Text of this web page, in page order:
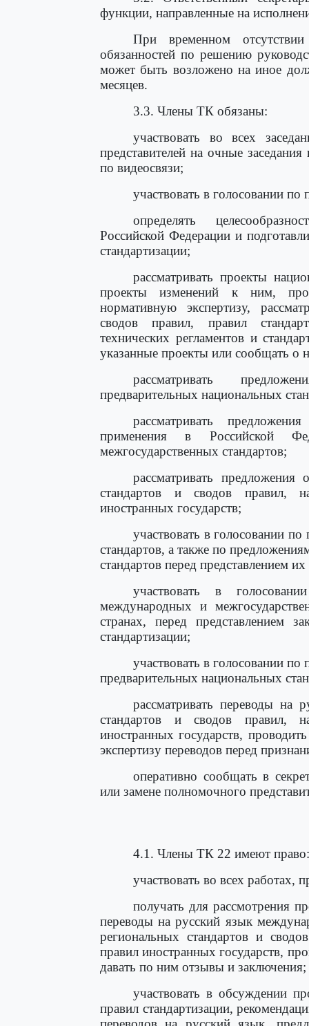
функции, направленные на
При временном отсутствии
обязанностей по решению
может быть возложено на иное
месяцев.
3.3. Члены ТК обязаны:
участвовать во всех
представителей на очные
по видеосвязи;
участвовать в голосовании
определять
Российской Федерации и
стандартизации;
рассматривать проекты
проекты изменений к ним,
нормативную экспертизу,
сводов правил, правил
технических регламентов и
указанные проекты или сообщать о
рассматривать
предварительных национальных
рассматривать
применения в Российской
межгосударственных стандартов;
рассматривать
стандартов и сводов правил,
иностранных государств;
участвовать в голосовании
стандартов, а также по
стандартов перед представлением
участвовать в
международных и
странах, перед представлением
стандартизации;
участвовать в голосовании
предварительных национальных
рассматривать переводы на
стандартов и сводов правил,
иностранных государств,
экспертизу переводов перед
оперативно сообщать в
или замене полномочного
4.1. Члены ТК 22 имеют право:
участвовать во всех
получать для рассмотрения
переводы на русский язык
региональных стандартов и
правил иностранных государств,
давать по ним отзывы и заключения;
участвовать в обсуждении
правил стандартизации,